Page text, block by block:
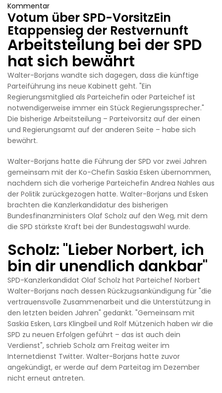
Kommentar
Votum über SPD-VorsitzEin
Etappensieg der Restvernunft
Arbeitsteilung bei der SPD
hat sich bewährt
Walter-Borjans wandte sich dagegen, dass die künftige
Parteiführung ins neue Kabinett geht. "Ein
Regierungsmitglied als Parteichefin oder Parteichef ist
notwendigerweise immer ein Stück Regierungssprecher."
Die bisherige Arbeitsteilung – Parteivorsitz auf der einen
und Regierungsamt auf der anderen Seite – habe sich
bewährt.
Walter-Borjans hatte die Führung der SPD vor zwei Jahren
gemeinsam mit der Ko-Chefin Saskia Esken übernommen,
nachdem sich die vorherige Parteichefin Andrea Nahles aus
der Politik zurückgezogen hatte. Walter-Borjans und Esken
brachten die Kanzlerkandidatur des bisherigen
Bundesfinanzministers Olaf Scholz auf den Weg, mit dem
die SPD stärkste Kraft bei der Bundestagswahl wurde.
Scholz: "Lieber Norbert, ich
bin dir unendlich dankbar"
SPD-Kanzlerkandidat Olaf Scholz hat Parteichef Norbert
Walter-Borjans nach dessen Rückzugsankündigung für "die
vertrauensvolle Zusammenarbeit und die Unterstützung in
den letzten beiden Jahren" gedankt. "Gemeinsam mit
Saskia Esken, Lars Klingbeil und Rolf Mützenich haben wir die
SPD zu neuen Erfolgen geführt – das ist auch dein
Verdienst", schrieb Scholz am Freitag weiter im
Internetdienst Twitter. Walter-Borjans hatte zuvor
angekündigt, er werde auf dem Parteitag im Dezember
nicht erneut antreten.